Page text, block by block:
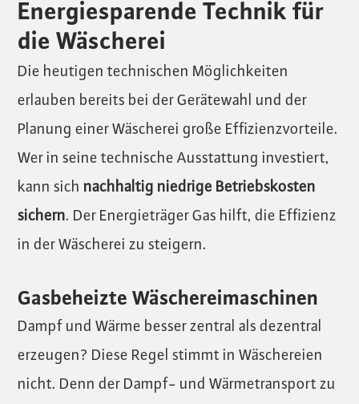
Energiesparende Technik für
die Wäscherei
Die heutigen technischen Möglichkeiten
erlauben bereits bei der Gerätewahl und der
Planung einer Wäscherei große Effizienzvorteile.
Wer in seine technische Ausstattung investiert,
kann sich nachhaltig niedrige Betriebskosten
sichern. Der Energieträger Gas hilft, die Effizienz
in der Wäscherei zu steigern.
Gasbeheizte Wäschereimaschinen
Dampf und Wärme besser zentral als dezentral
erzeugen? Diese Regel stimmt in Wäschereien
nicht. Denn der Dampf- und Wärmetransport zu